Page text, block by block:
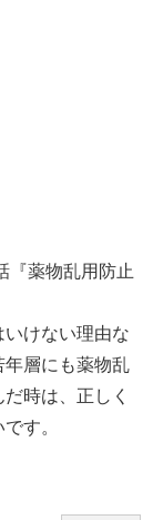
『薬物乱用防止
けない理由な
層にも薬物乱
時は、正しく
す。